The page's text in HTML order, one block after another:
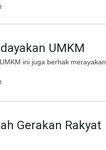
UMKM
ini juga berhak merayakan
Gerakan Rakyat